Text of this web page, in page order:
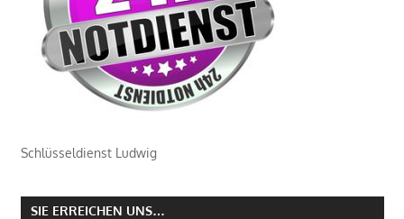
Schlüsseldienst Ludwig
SIE ERREICHEN UNS…